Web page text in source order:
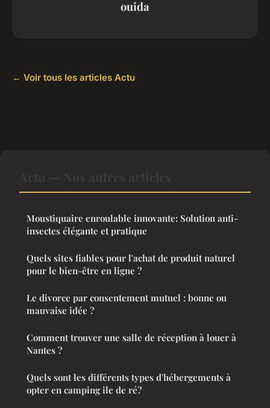
ouida
← Voir tous les articles Actu
Moustiquaire enroulable innovante: Solution anti-
insectes élégante et pratique
Quels sites fiables pour l'achat de produit naturel
pour le bien-être en ligne ?
Le divorce par consentement mutuel : bonne ou
mauvaise idée ?
Comment trouver une salle de réception à louer à
Nantes ?
Quels sont les différents types d'hébergements à
opter en camping ile de ré?